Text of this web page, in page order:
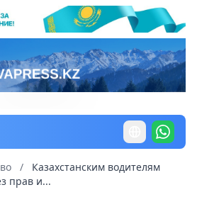
/
Казахстанским водителям
прав и...